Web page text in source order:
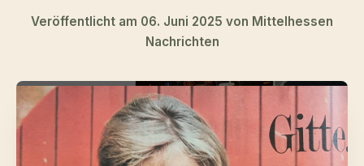
Veröffentlicht am 06. Juni 2025 von Mittelhessen
Nachrichten